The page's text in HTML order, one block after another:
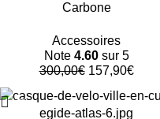
Carbone
Accessoires
Note 4.60sur 5
300,00€ 157,90€
-47%